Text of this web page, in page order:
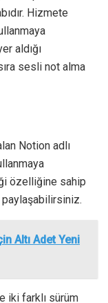
Hizmete
aldığı
sesli not alma
Notion adlı
özelliğine sahip
paylaşabilirsiniz.
Altı Adet Yeni
iki farklı sürüm